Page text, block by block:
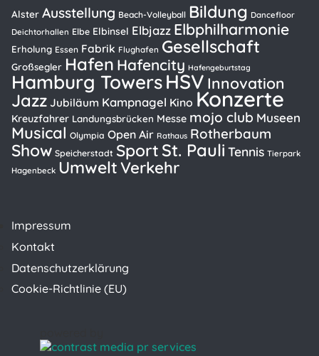
Impressum
Kontakt
Datenschutzerklärung
Cookie-Richtlinie (EU)
Alster Ausstellung Beach-Volleyball Bildung Dancefloor
Deichtorhallen Elbe Elbinsel Elbjazz Elbphilharmonie
Erholung Essen Fabrik Flughafen Gesellschaft
Großsegler Hafen Hafencity Hafengeburtstag
Hamburg TowersHSV Innovation
Jazz Jubiläum Kampnagel Kino Konzerte
Kreuzfahrer Landungsbrücken Messe mojo club Museen
Musical Olympia Open Air Rathaus Rotherbaum
Show Speicherstadt Sport St. Pauli Tennis Tierpark
Hagenbeck UmweltVerkehr